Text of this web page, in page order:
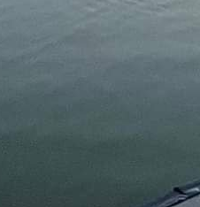
email и адрес сайта в этом